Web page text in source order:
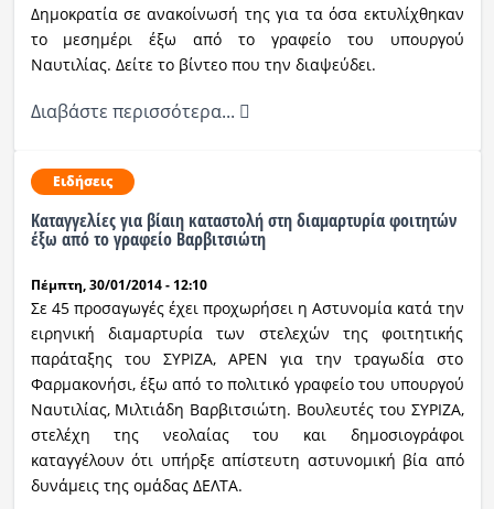
Δημοκρατία σε ανακοίνωσή της για τα όσα εκτυλίχθηκαν
το μεσημέρι έξω από το γραφείο του υπουργού
Ναυτιλίας. Δείτε το βίντεο που την διαψεύδει.
Διαβάστε περισσότερα...
Ειδήσεις
Καταγγελίες για βίαιη καταστολή στη διαμαρτυρία φοιτητών
έξω από το γραφείο Βαρβιτσιώτη
Πέμπτη, 30/01/2014 - 12:10
Σε 45 προσαγωγές έχει προχωρήσει η Αστυνομία κατά την
ειρηνική διαμαρτυρία των στελεχών της φοιτητικής
παράταξης του ΣΥΡΙΖΑ, ΑΡΕΝ για την τραγωδία στο
Φαρμακονήσι, έξω από το πολιτικό γραφείο του υπουργού
Ναυτιλίας, Μιλτιάδη Βαρβιτσιώτη. Βουλευτές του ΣΥΡΙΖΑ,
στελέχη της νεολαίας του και δημοσιογράφοι
καταγγέλουν ότι υπήρξε απίστευτη αστυνομική βία από
δυνάμεις της ομάδας ΔΕΛΤΑ.